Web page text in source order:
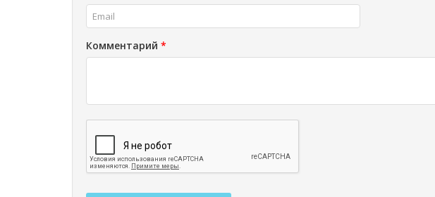
Комментарий *